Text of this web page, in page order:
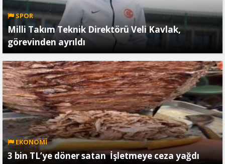
SPOR
Milli Takım Teknik Direktörü Veli Kavlak,
görevinden ayrıldı
EKONOMİ
3 bin TL’ye döner satan İşletmeye ceza yağdı